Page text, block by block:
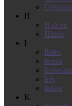
H
Halcon
Hitom
I
Ibero
Imola
Impronta
Iris
Italon
K